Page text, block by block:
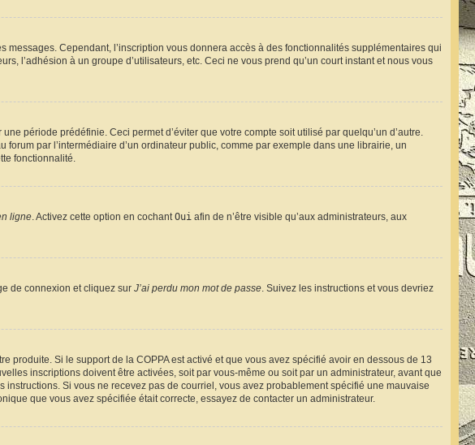
Cependant, l’inscription vous donnera accès à des fonctionnalités supplémentaires qui
l’adhésion à un groupe d’utilisateurs, etc. Ceci ne vous prend qu’un court instant et nous vous
période prédéfinie. Ceci permet d’éviter que votre compte soit utilisé par quelqu’un d’autre.
par l’intermédiaire d’un ordinateur public, comme par exemple dans une librairie, un
fonctionnalité.
ligne. Activez cette option en cochantOui afin de n’être visible qu’aux administrateurs, aux
de connexion et cliquez sur J’ai perdu mon mot de passe. Suivez les instructions et vous devriez
produite. Si le support de la COPPA est activé et que vous avez spécifié avoir en dessous de 13
inscriptions doivent être activées, soit par vous-même ou soit par un administrateur, avant que
Si vous ne recevez pas de courriel, vous avez probablement spécifié une mauvaise
que vous avez spécifiée était correcte, essayez de contacter un administrateur.